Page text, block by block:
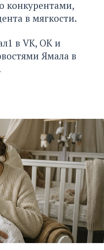
конкурентами,
в мягкости.
в VK, ОК и
Ямала в